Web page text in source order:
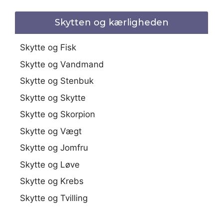
Skytten og kærligheden
Skytte og Fisk
Skytte og Vandmand
Skytte og Stenbuk
Skytte og Skytte
Skytte og Skorpion
Skytte og Vægt
Skytte og Jomfru
Skytte og Løve
Skytte og Krebs
Skytte og Tvilling